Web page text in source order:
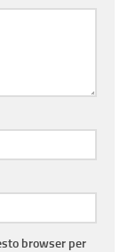
browser per